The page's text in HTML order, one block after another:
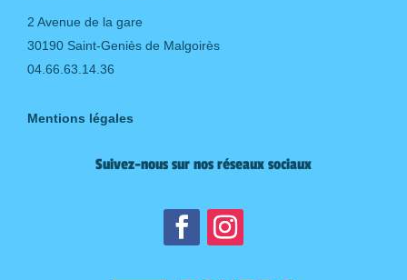
2 Avenue de la gare
30190 Saint-Geniès de Malgoirès
04.66.63.14.36
Mentions légales
Suivez-nous sur nos réseaux sociaux